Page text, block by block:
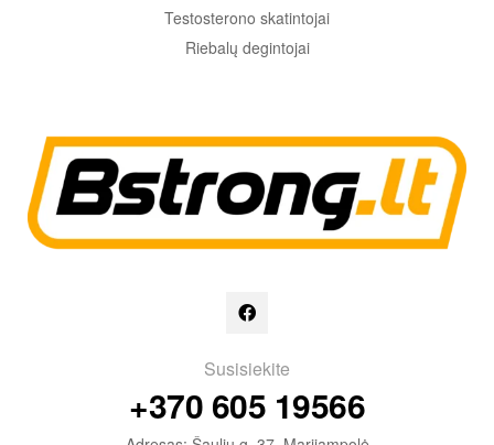
Susisiekite
+370 605 19566
Testosterono skatintojai
Riebalų degintojai